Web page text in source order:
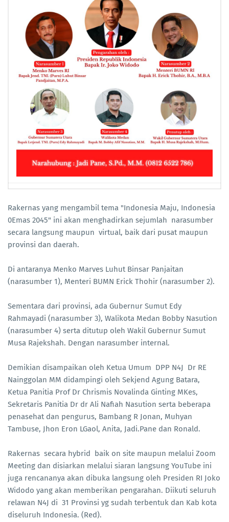
Rakernas yang mengambil tema "Indonesia Maju, Indonesia
0Emas 2045" ini akan menghadirkan sejumlah narasumber
secara langsung maupun virtual, baik dari pusat maupun
provinsi dan daerah.
Di antaranya Menko Marves Luhut Binsar Panjaitan
(narasumber 1), Menteri BUMN Erick Thohir (narasumber 2).
Sementara dari provinsi, ada Gubernur Sumut Edy
Rahmayadi (narasumber 3), Walikota Medan Bobby Nasution
(narasumber 4) serta ditutup oleh Wakil Gubernur Sumut
Musa Rajekshah. Dengan narasumber internal.
Demikian disampaikan oleh Ketua Umum DPP N4J Dr RE
Nainggolan MM didampingi oleh Sekjend Agung Batara,
Ketua Panitia Prof Dr Chrismis Novalinda Ginting MKes,
Sekretaris Panitia Dr dr Ali Nafiah Nasution serta beberapa
penasehat dan pengurus, Bambang R Jonan, Muhyan
Tambuse, Jhon Eron LGaol, Anita, Jadi.Pane dan Ronald.
Rakernas secara hybrid baik on site maupun melalui Zoom
Meeting dan disiarkan melalui siaran langsung YouTube ini
juga rencananya akan dibuka langsung oleh Presiden RI Joko
Widodo yang akan memberikan pengarahan. Diikuti seluruh
relawan N4J di 31 Provinsi yg sudah terbentuk dan Kab kota
diseluruh Indonesia. (Red).